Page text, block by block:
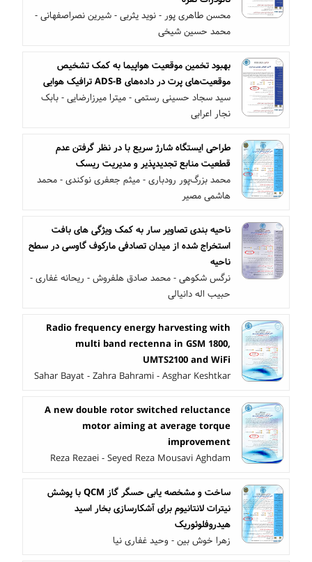
محسن طاهری پور - نوید یثربی - شیرین نصراصفهانی -
محمد حسین شیخی
بهبود تخمین موقعیت هواپیما به کمک تشخیص
موقعیت‌های پرت در داده‌های ADS-B ترافیک هوایی
سید سجاد حسینی رستمی - میترا میرزارضایی - بابک
نجار اعرابی
طراحی ایستگاه شارژ سریع با در نظر گرفتن عدم
قطعیت منابع تجدیدپذیر و مدیریت ریسک
محمد بزرگ‌پور رودباری - میثم جعفری نوکندی - محمد
هاشمی مصیر
ناحیه بندی تصاویر سار به کمک ویژگی های بافت
استخراج شده از میدان تصادفی مارکوف گاوسی در سطح
ناحیه
نرگس شکوهی - محمد صادق هلفروش - ریحانه غفاری -
حبیب اله دانیالی
Radio frequency energy harvesting with
multi band rectenna in GSM 1800,
UMTS2100 and WiFi
Sahar Bayat - Zahra Bahrami - Asghar Keshtkar
A new double rotor switched reluctance
motor aiming at average torque
improvement
Reza Rezaei - Seyed Reza Mousavi Aghdam
ساخت و مشخصه یابی حسگر گاز QCM با پوشش
نیترات لانتانیوم برای آشکارسازی بخار اسید
هیدروفلوئوریک
زهرا خوش بین - وحید غفاری نیا